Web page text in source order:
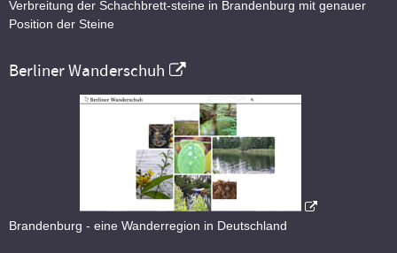
Verbreitung der Schachbrett-steine in Brandenburg mit genauer
Position der Steine
Berliner Wanderschuh
Brandenburg - eine Wanderregion in Deutschland